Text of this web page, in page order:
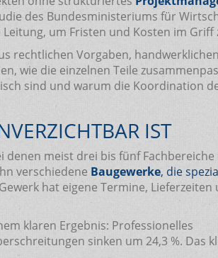
des Bundesministeriums für
um Fristen und Kosten im Griff
rechtlichen Vorgaben, handwerklichen
wie die einzelnen Teile
sind und warum die Koordination
IST
denen meist drei bis fünf
verschiedene Baugewerke, die
hat eigene Termine, Lieferzeiten
klaren Ergebnis: Professionelles
sinken um 24,3 %. Das